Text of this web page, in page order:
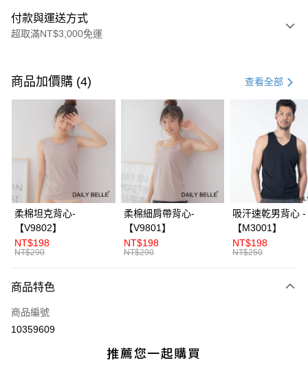
付款與運送方式
超取滿NT$3,000免運
信用卡一次付款
信用卡分期付款
3 期 0 利率 每期 21家銀行
合作金庫商業銀行
第一商業銀行
華南商業銀行
上海商業儲蓄銀行
台北富邦商業銀行
國泰世華商業銀行
兆豐國際商業銀行
臺灣中小企業銀行
台中商業銀行
匯豐（台灣）商業銀行
華泰商業銀行
聯邦商業銀行
元大商業銀行
台灣樂天信用卡公司
超商取貨付款
LINE Pay
Apple Pay
街口支付
ATM付款
運送方式
全家付款取貨
每筆NT$70，滿NT$3,000(含以上)免運費
商品加價購 (4) 查看全部
柔棉坦克背心-
【V9802】
NT$198
NT$290
柔棉細肩帶背心-
【V9801】
NT$198
NT$290
吸汗速乾男背心 -
【M3001】
NT$198
NT$250
商品特色
商品編號
10359609